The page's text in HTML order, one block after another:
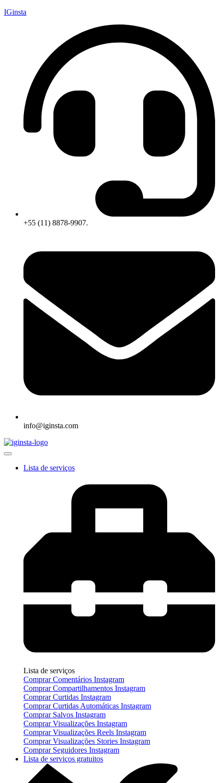
IGinsta
+55 (11) 8878-9907.
info@iginsta.com
Lista de serviços
Lista de serviços
Comprar Comentários Instagram
Comprar Compartilhamentos Instagram
Comprar Curtidas Instagram
Comprar Curtidas Automáticas Instagram
Comprar Salvos Instagram
Comprar Visualizações Instagram
Comprar Visualizações Reels Instagram
Comprar Visualizações Stories Instagram
Comprar Seguidores Instagram
Lista de serviços gratuitos